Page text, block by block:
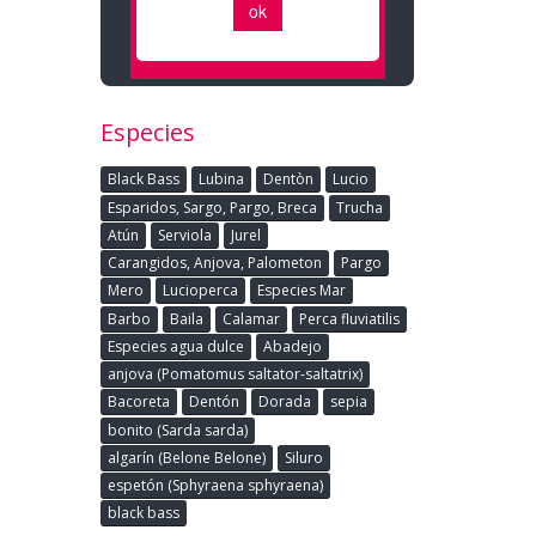
Especies
Black Bass Lubina Dentòn
Lucio
Esparidos, Sargo, Pargo, Breca
Trucha
Atún
Serviola
Jurel
Carangidos, Anjova, Palometon
Pargo
Mero
Lucioperca
Especies Mar
Barbo
Baila Calamar
Perca fluviatilis
Especies agua dulce
Abadejo
anjova (Pomatomus saltator-saltatrix)
Bacoreta
Dentón Dorada
sepia
bonito (Sarda sarda)
algarín (Belone Belone)
Siluro
espetón (Sphyraena sphyraena)
black bass